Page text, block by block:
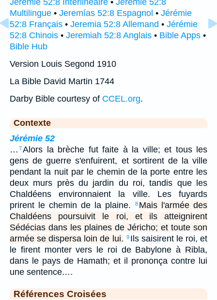
Jérémie 52:8 Interlinéaire • Jérémie 52:8
Multilingue • Jeremías 52:8 Espagnol • Jérémie
52:8 Français • Jeremia 52:8 Allemand • Jérémie
52:8 Chinois • Jeremiah 52:8 Anglais • Bible Apps •
Bible Hub
Version Louis Segond 1910
La Bible David Martin 1744
Darby Bible courtesy of CCEL.org.
Contexte
Jérémie 52
… 7Alors la brèche fut faite à la ville; et tous les
gens de guerre s'enfuirent, et sortirent de la ville
pendant la nuit par le chemin de la porte entre les
deux murs près du jardin du roi, tandis que les
Chaldéens environnaient la ville. Les fuyards
prirent le chemin de la plaine.
8 Mais l'armée des
Chaldéens poursuivit le roi, et ils atteignirent
Sédécias dans les plaines de Jéricho; et toute son
armée se dispersa loin de lui. 9 Ils saisirent le roi, et
le firent monter vers le roi de Babylone à Ribla,
dans le pays de Hamath; et il prononça contre lui
une sentence.…
Références Croisées